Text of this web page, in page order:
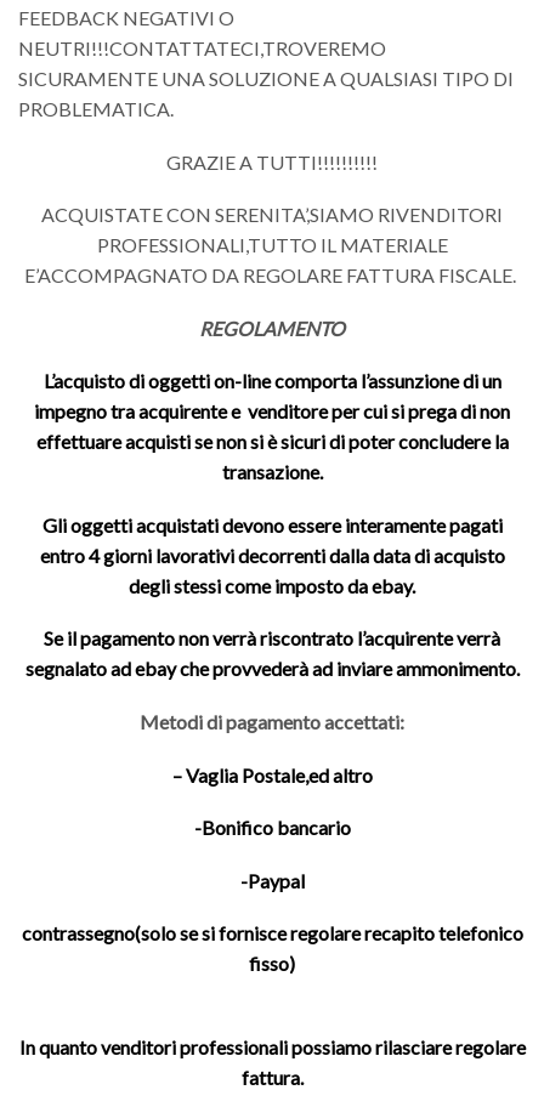
FEEDBACK NEGATIVI O
NEUTRI!!!CONTATTATECI,TROVEREMO
SICURAMENTE UNA SOLUZIONE A QUALSIASI TIPO DI
PROBLEMATICA.
GRAZIE A TUTTI!!!!!!!!!!
ACQUISTATE CON SERENITA’,SIAMO RIVENDITORI
PROFESSIONALI,TUTTO IL MATERIALE
E’ACCOMPAGNATO DA REGOLARE FATTURA FISCALE.
REGOLAMENTO
L’acquisto di oggetti on-line comporta l’assunzione di un
impegno tra acquirente e venditore per cui si prega di non
effettuare acquisti se non si è sicuri di poter concludere la
transazione.
Gli oggetti acquistati devono essere interamente pagati
entro 4 giorni lavorativi decorrenti dalla data di acquisto
degli stessi come imposto da ebay.
Se il pagamento non verrà riscontrato l’acquirente verrà
segnalato ad ebay che provvederà ad inviare ammonimento.
Metodi di pagamento accettati:
– Vaglia Postale,ed altro
-Bonifico bancario
-Paypal
contrassegno(solo se si fornisce regolare recapito telefonico
fisso)
In quanto venditori professionali possiamo rilasciare regolare
fattura.